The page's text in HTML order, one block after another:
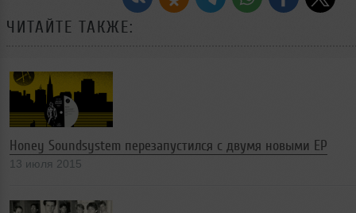
ЧИТАЙТЕ ТАКЖЕ:
Honey Soundsystem перезапустился с двумя новыми ЕР
13 июля 2015